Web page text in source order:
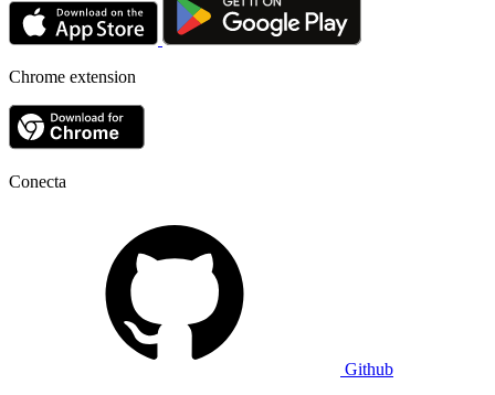
Chrome extension
Conecta
Github